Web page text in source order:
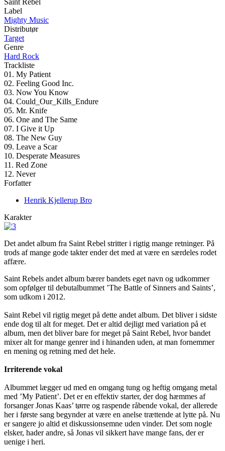
Label
Mighty Music
Distributør
Target
Genre
Hard Rock
Trackliste
01. My Patient
02. Feeling Good Inc.
03. Now You Know
04. Could_Our_Kills_Endure
05. Mr. Knife
06. One and The Same
07. I Give it Up
08. The New Guy
09. Leave a Scar
10. Desperate Measures
11. Red Zone
12. Never
Forfatter
Henrik Kjellerup Bro
Karakter
Det andet album fra Saint Rebel stritter i rigtig mange retninger. På
trods af mange gode takter ender det med at være en særdeles rodet
affære.
Saint Rebels andet album bærer bandets eget navn og udkommer
som opfølger til debutalbummet ’The Battle of Sinners and Saints’,
som udkom i 2012.
Saint Rebel vil rigtig meget på dette andet album. Det bliver i sidste
ende dog til alt for meget. Det er altid dejligt med variation på et
album, men det bliver bare for meget på Saint Rebel, hvor bandet
mixer alt for mange genrer ind i hinanden uden, at man fornemmer
en mening og retning med det hele.
Irriterende vokal
Albummet lægger ud med en omgang tung og heftig omgang metal
med ’My Patient’. Det er en effektiv starter, der dog hæmmes af
forsanger Jonas Kaas’ tørre og raspende råbende vokal, der allerede
her i første sang begynder at være en anelse trættende at lytte på. Nu
er sangere jo altid et diskussionsemne uden vinder. Det som nogle
elsker, hader andre, så Jonas vil sikkert have mange fans, der er
uenige i heri.